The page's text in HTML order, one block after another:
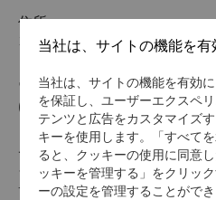
住所
10675 201 Tun Hwa South Road,
電話番号
(886 2) 2378 8888
チェックイン / チェックアウ
シャングリ・ラでのご滞在をお楽しみく
チェックイン/アウトの時間は以下のと
当社は、サイトの機能を有
当社は、サイトの機能を有効
を保証し、ユーザーエクスペ
テンツと広告をカスタマイズ
キーを使用します。「すべて
ると、クッキーの使用に同意
ッキーを管理する」をクリッ
ーの設定を管理することがで